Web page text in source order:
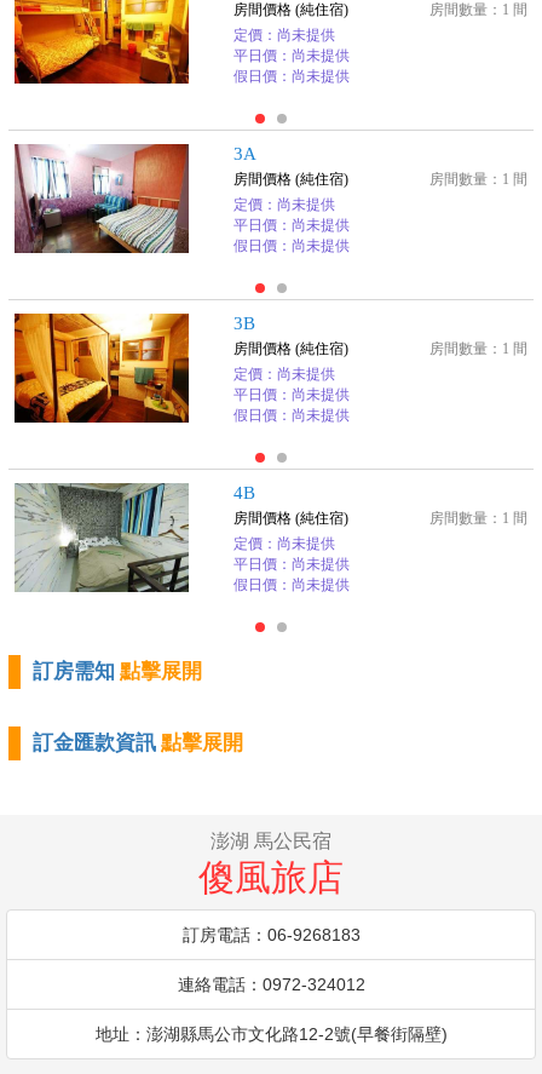
房間數量：1 間
房間價格 (純住宿)
定價：尚未提供
平日價：尚未提供
假日價：尚未提供
3A
房間數量：1 間
房間價格 (純住宿)
定價：尚未提供
平日價：尚未提供
假日價：尚未提供
3B
房間數量：1 間
房間價格 (純住宿)
定價：尚未提供
平日價：尚未提供
假日價：尚未提供
4B
房間數量：1 間
房間價格 (純住宿)
定價：尚未提供
平日價：尚未提供
假日價：尚未提供
訂房需知 點擊展開
訂金匯款資訊 點擊展開
澎湖 馬公民宿
傻風旅店
訂房電話：06-9268183
連絡電話：0972-324012
地址：澎湖縣馬公市文化路12-2號(早餐街隔壁)